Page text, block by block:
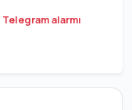
Telegram alarmı